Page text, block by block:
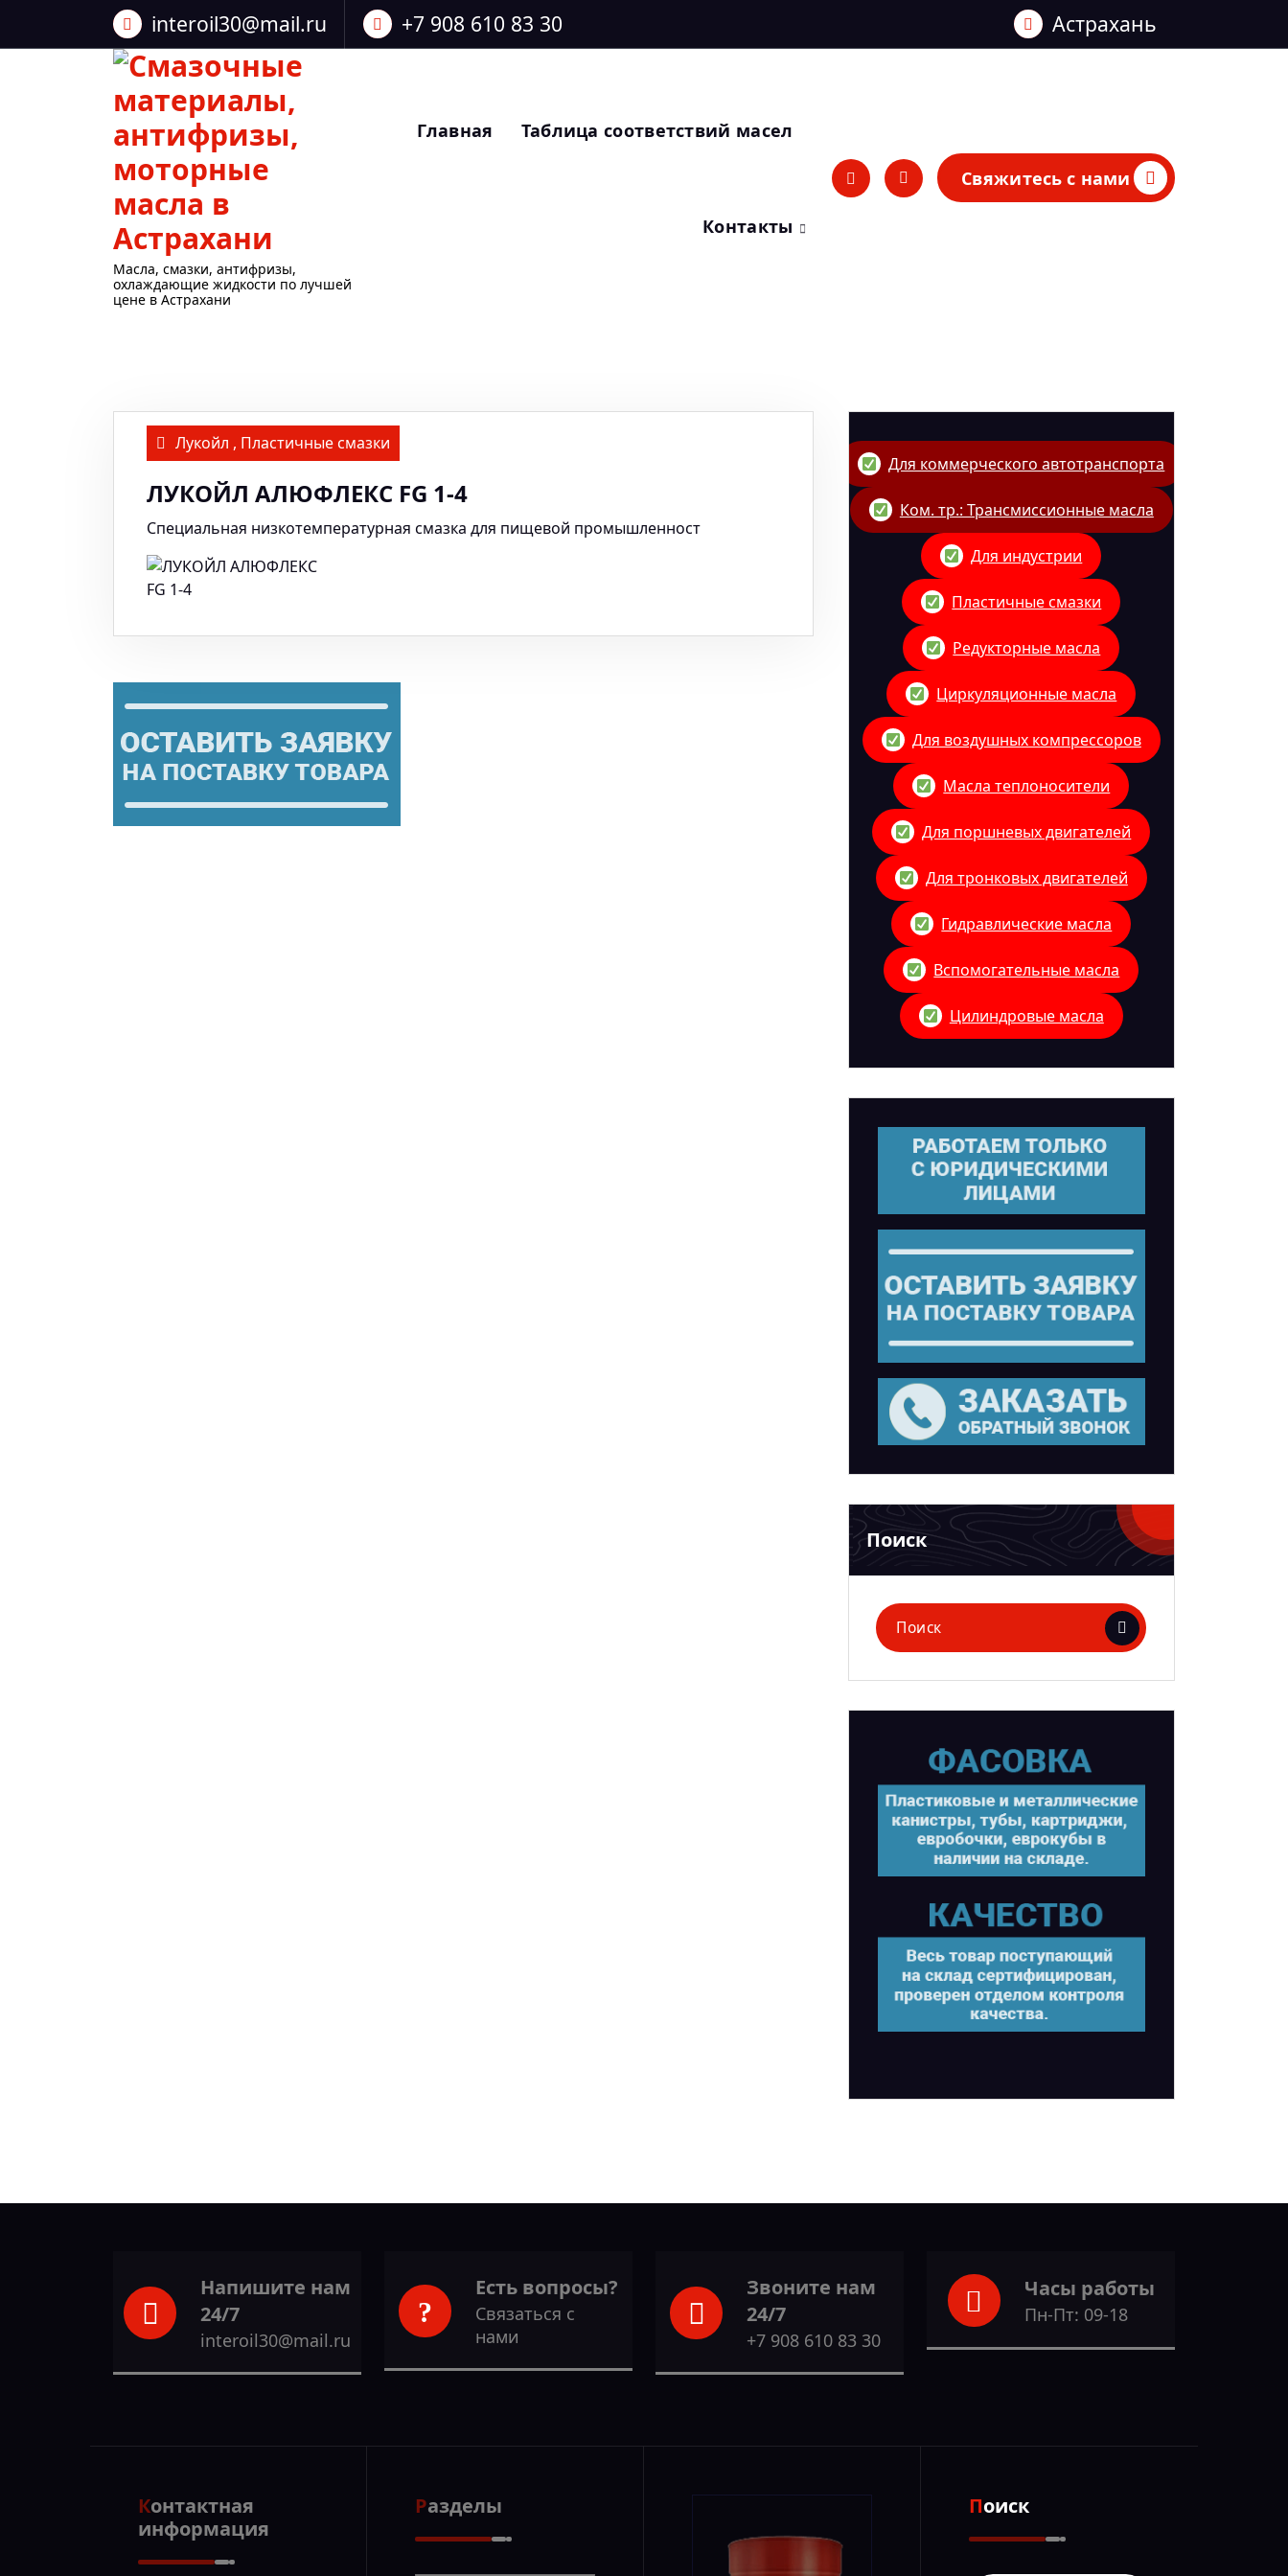
interoil30@mail.ru +7 908 610 83 30 Астрахань
Масла, смазки, антифризы,
охлаждающие жидкости по лучшей
цене в Астрахани
Главная Таблица соответствий масел
Контакты
Свяжитесь с нами
Лукойл , Пластичные смазки
ЛУКОЙЛ АЛЮФЛЕКС FG 1-4
Специальная низкотемпературная смазка для пищевой промышленност
Для коммерческого автотранспорта
Ком. тр.: Трансмиссионные масла
Для индустрии
Пластичные смазки
Редукторные масла
Циркуляционные масла
Для воздушных компрессоров
Масла теплоносители
Для поршневых двигателей
Для тронковых двигателей
Гидравлические масла
Вспомогательные масла
Цилиндровые масла
Поиск
Поиск
для:
Напишите нам
24/7
interoil30@mail.ru
Есть вопросы?
Связаться с
нами
Звоните нам
24/7
+7 908 610 83 30
Часы работы
Пн-Пт: 09-18
Контактная
информация
Разделы Поиск